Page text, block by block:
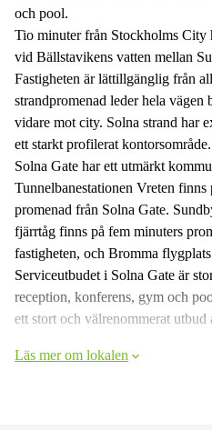
och pool.
Tio minuter från Stockholms City
vid Bällstavikens vatten mellan
Fastigheten är lättillgänglig från
strandpromenad leder hela
vidare mot city. Solna strand har
ett starkt profilerat kontorsområde.
Solna Gate har ett utmärkt
Tunnelbanestationen Vreten
promenad från Solna Gate.
fjärrtåg finns på fem minuters
fastigheten, och Bromma
Serviceutbudet i Solna Gate är
reception, konferens, gym och
ett stort och välrenommerat utbud
Läs mer om lokalen